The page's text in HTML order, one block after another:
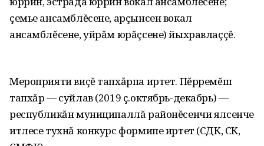
çемье ансамблĕсене, арçынсен вокал
ансамблĕсене, уйрăм юрăçсене) йыхравлаççĕ.
Мероприяти виçĕ тапхăрпа иртет. Пĕрремĕш
тапхăр — суйлав (2019 ç.октябрь-декабрь) —
республикăн муниципаллă районĕсенчи ялсенче
итлесе тухнă конкурс формипе иртет (СДК, СК,